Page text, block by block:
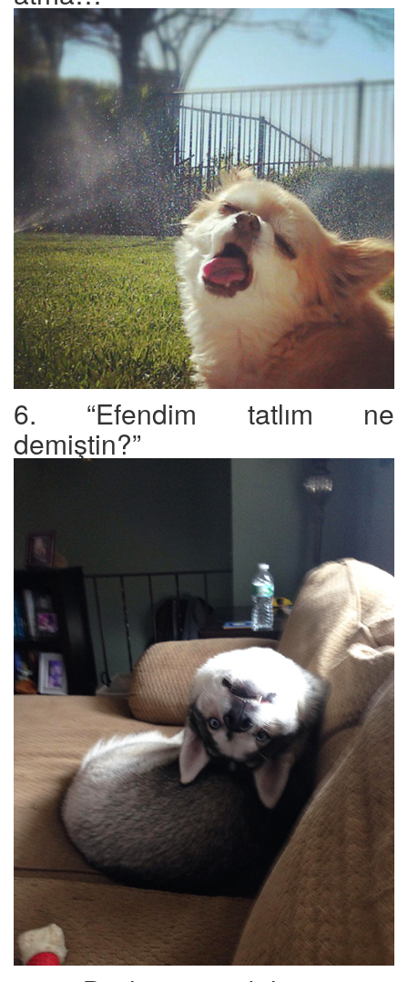
6. “Efendim tatlım ne
demiştin?”